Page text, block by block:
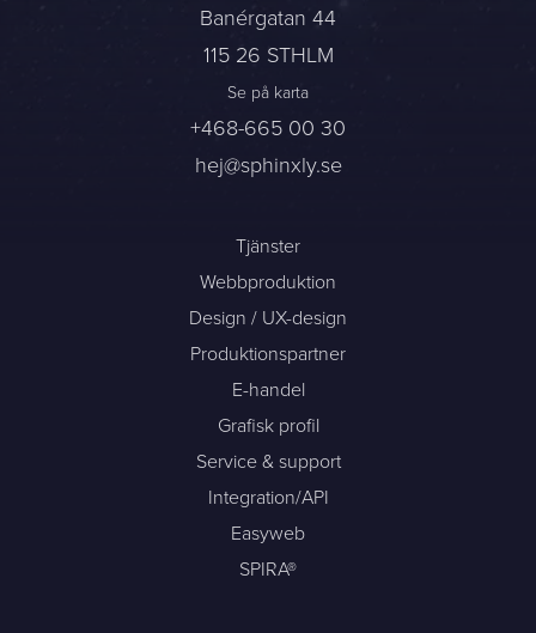
Befintlig kund? Support
Om oss / Kontaktpersoner
Banérgatan 44
115 26 STHLM
Se på karta
+468-665 00 30
hej@sphinxly.se
Tjänster
Webbproduktion
Design / UX-design
Produktionspartner
E-handel
Grafisk profil
Service & support
Integration/API
Easyweb
SPIRA®